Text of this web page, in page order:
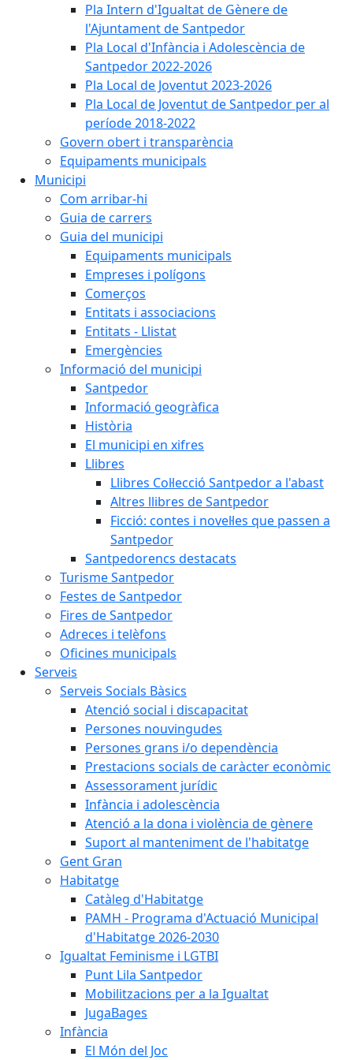
Pla Intern d'Igualtat de Gènere de
l'Ajuntament de Santpedor
Pla Local d'Infància i Adolescència de
Santpedor 2022-2026
Pla Local de Joventut 2023-2026
Pla Local de Joventut de Santpedor per al
període 2018-2022
Govern obert i transparència
Equipaments municipals
Municipi
Com arribar-hi
Guia de carrers
Guia del municipi
Equipaments municipals
Empreses i polígons
Comerços
Entitats i associacions
Entitats - Llistat
Emergències
Informació del municipi
Santpedor
Informació geogràfica
Història
El municipi en xifres
Llibres
Llibres Col·lecció Santpedor a l'abast
Altres llibres de Santpedor
Ficció: contes i novel·les que passen a
Santpedor
Santpedorencs destacats
Turisme Santpedor
Festes de Santpedor
Fires de Santpedor
Adreces i telèfons
Oficines municipals
Serveis
Serveis Socials Bàsics
Atenció social i discapacitat
Persones nouvingudes
Persones grans i/o dependència
Prestacions socials de caràcter econòmic
Assessorament jurídic
Infància i adolescència
Atenció a la dona i violència de gènere
Suport al manteniment de l'habitatge
Gent Gran
Habitatge
Catàleg d'Habitatge
PAMH - Programa d'Actuació Municipal
d'Habitatge 2026-2030
Igualtat Feminisme i LGTBI
Punt Lila Santpedor
Mobilitzacions per a la Igualtat
JugaBages
Infància
El Món del Joc